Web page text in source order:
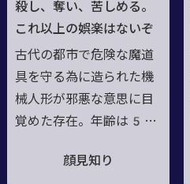
い縁があればと思ってい
2月18日開始◆荘厳
華麗◆
殺し、奪い、苦しめる。
これ以上の娯楽はないぞ
古代の都市で危険な魔道
具を守る為に造られた機
械人形が邪悪な意思に目
覚めた存在。年齢は5桁
らゆる物を生み出す無限
顔見知り